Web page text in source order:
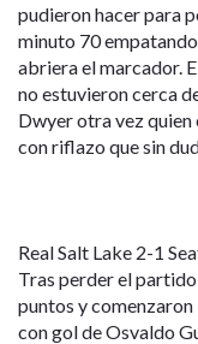
pudieron hacer para
minuto 70
abriera el marcador.
no estuvieron cerca
Dwyer otra vez
con riflazo que sin
Real Salt Lake 2-1
Tras perder el
puntos y
con gol de Osvaldo